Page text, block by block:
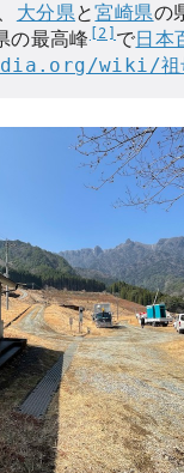
大分県と宮崎県の
の最高峰 [2] で日本
wiki/祖